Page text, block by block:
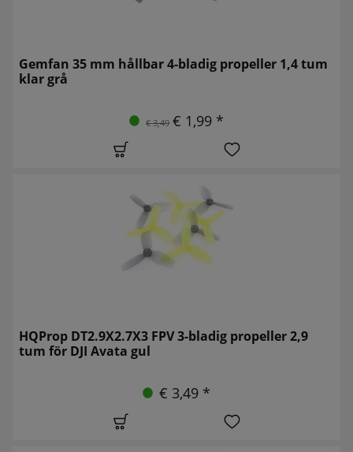
Gemfan 35 mm hållbar 4-bladig propeller 1,4 tum
klar grå
€ 3,49 € 1,99 *
HQProp DT2.9X2.7X3 FPV 3-bladig propeller 2,9
tum för DJI Avata gul
€ 3,49 *